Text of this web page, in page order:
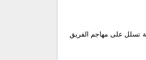
حالة تسلل على مهاجم الفريق